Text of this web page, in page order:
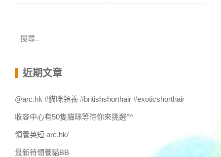
搜
鍵 近期文章
@arc.hk #貓咪領養 #britishshorthair #exoticshorthair
收容中心有50隻貓咪等待你來挑選^^
領養英短 arc.hk/
最新待領養貓BB